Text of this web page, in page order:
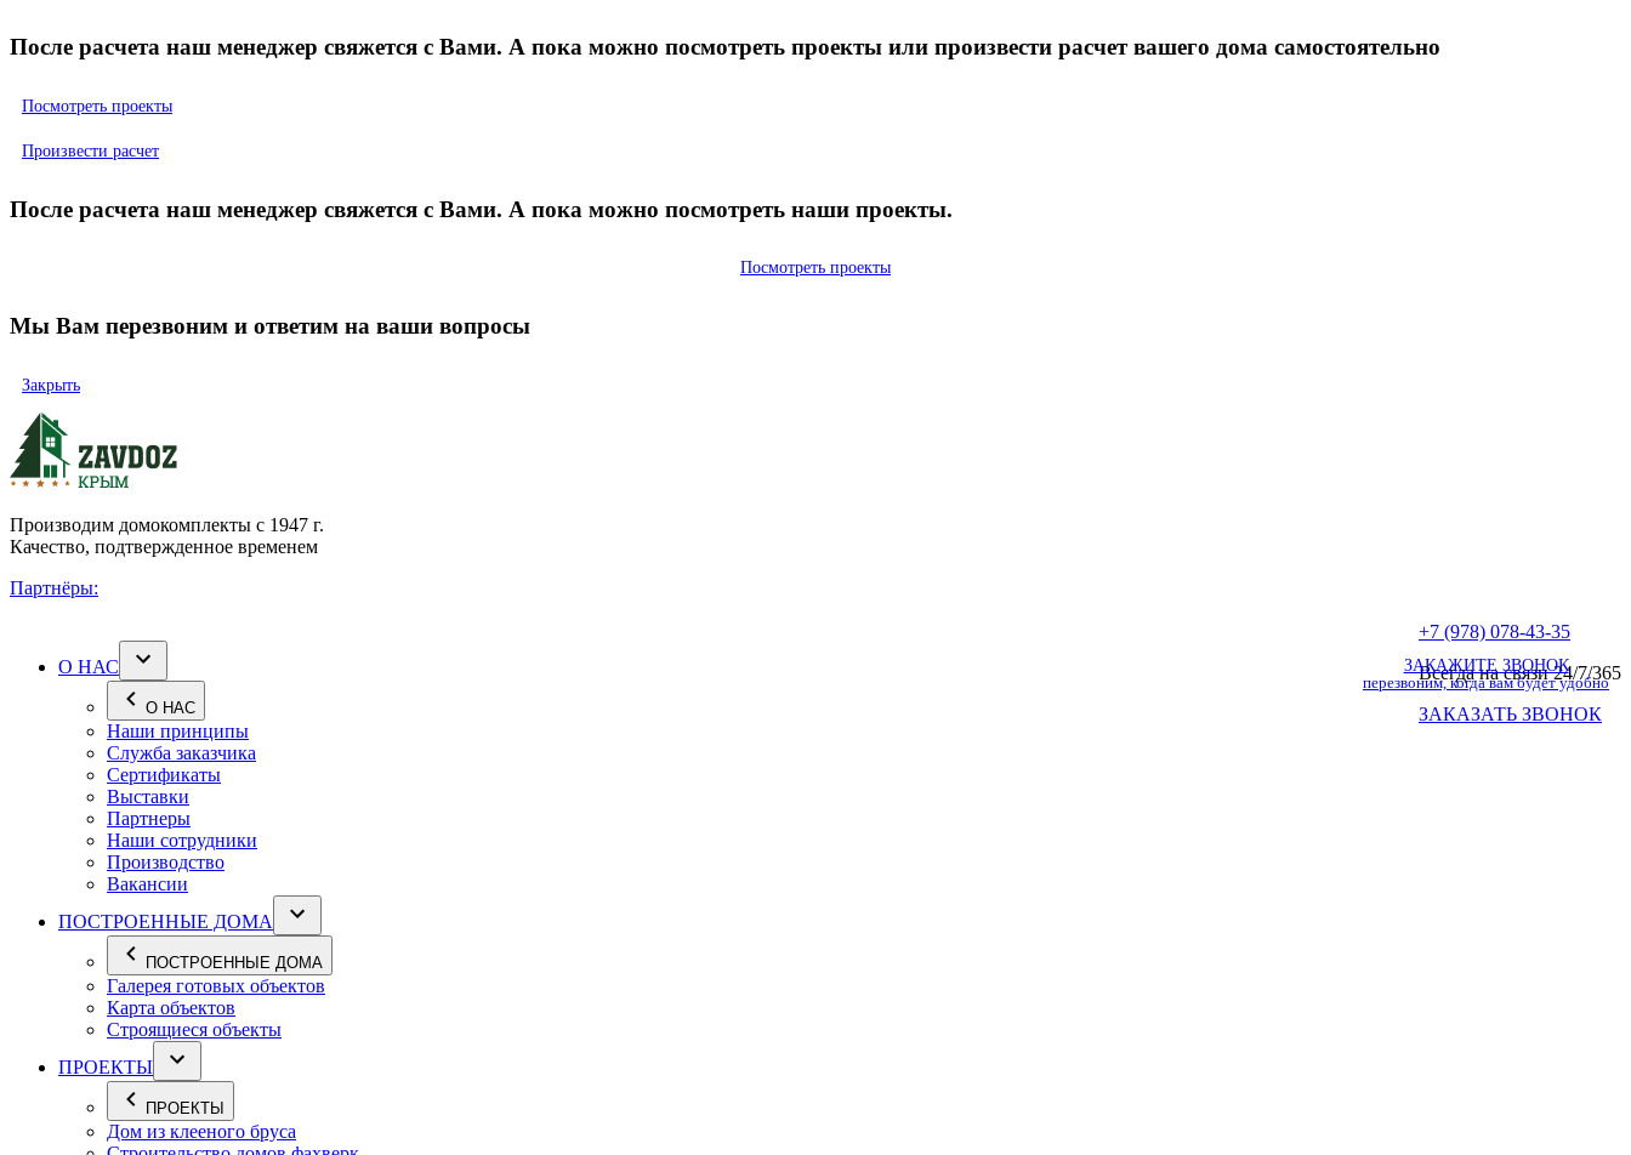
После расчета наш менеджер свяжется с Вами. А пока можно посмотреть проекты или произвести расчет вашего дома самостоятельно
Посмотреть проекты
Произвести расчет
После расчета наш менеджер свяжется с Вами. А пока можно посмотреть наши проекты.
Посмотреть проекты
Мы Вам перезвоним и ответим на ваши вопросы
Закрыть
Производим домокомплекты с 1947 г.
Качество, подтвержденное временем
Партнёры:
+7 (978) 078-43-35
Всегда на связи 24/7/365
ЗАКАЗАТЬ ЗВОНОК
ЗАКАЖИТЕ ЗВОНОК
перезвоним, когда вам будет удобно
О НАС
О НАС
Наши принципы
Служба заказчика
Сертификаты
Выставки
Партнеры
Наши сотрудники
Производство
Вакансии
ПОСТРОЕННЫЕ ДОМА
ПОСТРОЕННЫЕ ДОМА
Галерея готовых объектов
Карта объектов
Строящиеся объекты
ПРОЕКТЫ
ПРОЕКТЫ
Дом из клееного бруса